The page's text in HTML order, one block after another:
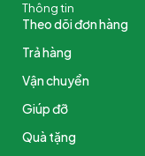
Thông tin
Theo dõi đơn hàng
Trả hàng
Vận chuyển
Giúp đỡ
Quà tặng